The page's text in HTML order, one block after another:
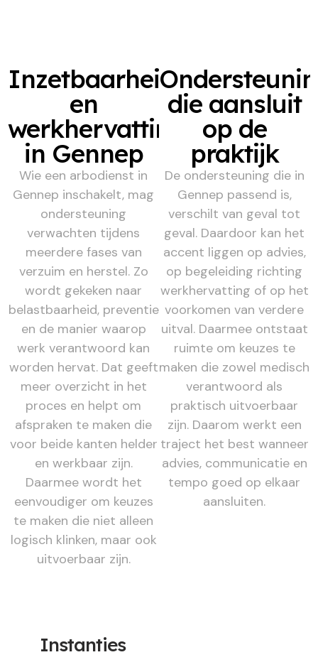
Inzetbaarheid
en
werkhervatting
in Gennep
Wie een arbodienst in
Gennep inschakelt, mag
ondersteuning
verwachten tijdens
meerdere fases van
verzuim en herstel. Zo
wordt gekeken naar
belastbaarheid, preventie
en de manier waarop
werk verantwoord kan
worden hervat. Dat geeft
meer overzicht in het
proces en helpt om
afspraken te maken die
voor beide kanten helder
en werkbaar zijn.
Daarmee wordt het
eenvoudiger om keuzes
te maken die niet alleen
logisch klinken, maar ook
uitvoerbaar zijn.
die aansluit
op de
praktijk
De ondersteuning die in
Gennep passend is,
verschilt van geval tot
geval. Daardoor kan het
accent liggen op advies,
op begeleiding richting
werkhervatting of op het
voorkomen van verdere
uitval. Daarmee ontstaat
ruimte om keuzes te
maken die zowel medisch
verantwoord als
praktisch uitvoerbaar
zijn. Daarom werkt een
traject het best wanneer
advies, communicatie en
tempo goed op elkaar
aansluiten.
Instanties